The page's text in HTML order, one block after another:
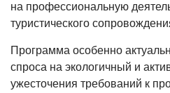
на профессиональную
туристического
Программа особенно
спроса на экологичный и
ужесточения требований к